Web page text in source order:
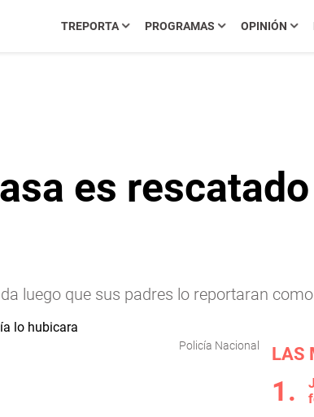
TREPORTA PROGRAMAS OPINIÓN
es
luego que sus padres lo reportaran
Policía Nacional LAS